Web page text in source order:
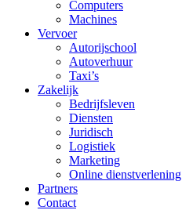
Computers
Machines
Vervoer
Autorijschool
Autoverhuur
Taxi’s
Zakelijk
Bedrijfsleven
Diensten
Juridisch
Logistiek
Marketing
Online dienstverlening
Partners
Contact